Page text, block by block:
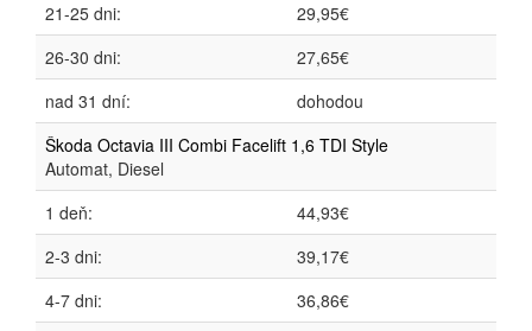
21-25 dni:
29,95€
26-30 dni:
27,65€
nad 31 dní:
dohodou
Škoda Octavia III Combi Facelift 1,6 TDI Style
Automat, Diesel
1 deň:
44,93€
2-3 dni:
39,17€
4-7 dni:
36,86€